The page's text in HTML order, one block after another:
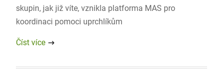
skupin, jak již víte, vznikla platforma MAS pro
koordinaci pomoci uprchlíkům
Číst více